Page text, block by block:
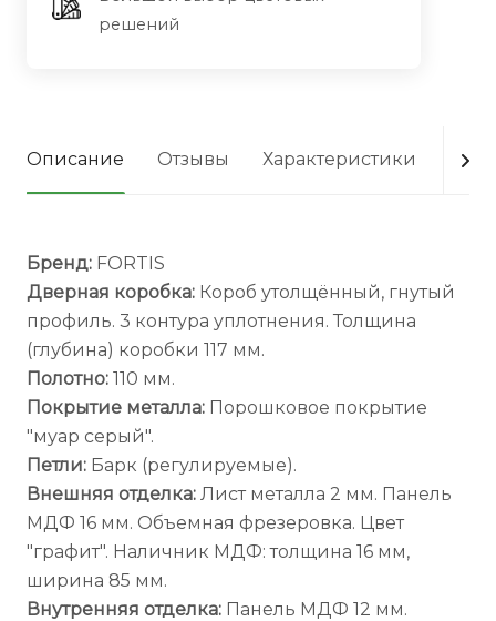
решений
Описание Отзывы Характеристики
Бренд: FORTIS
Дверная коробка: Короб утолщённый, гнутый
профиль. 3 контура уплотнения. Толщина
(глубина) коробки 117 мм.
Полотно: 110 мм.
Покрытие металла: Порошковое покрытие
"муар серый".
Петли: Барк (регулируемые).
Внешняя отделка: Лист металла 2 мм. Панель
МДФ 16 мм. Объемная фрезеровка. Цвет
"графит". Наличник МДФ: толщина 16 мм,
ширина 85 мм.
Внутренняя отделка: Панель МДФ 12 мм.